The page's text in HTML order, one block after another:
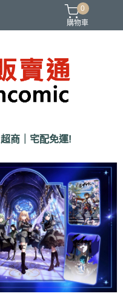
劍亂舞 妮姬
0
購物車
商｜宅配免運!